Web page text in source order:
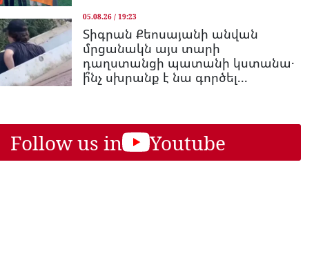
05.08.26 / 19:23
Տիգրան Քեոսայանի անվան
մրցանակն այս տարի
դաղստանցի պատանի կստանա․
ի՞նչ սխրանք է նա գործել...
Follow us in Youtube